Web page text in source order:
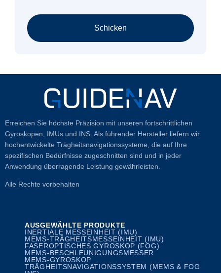
Schicken
Erreichen Sie höchste Präzision mit unseren fortschrittlichen
Gyroskopen, IMUs und INS. Als führender Hersteller liefern wir
hochentwickelte Trägheitsnavigationssysteme, die auf Ihre
spezifischen Bedürfnisse zugeschnitten sind und in jeder
Anwendung überragende Leistung gewährleisten.
Alle Rechte vorbehalten
AUSGEWÄHLTE PRODUKTE
INERTIALE MESSEINHEIT (IMU)
MEMS-TRÄGHEITSMESSEINHEIT (IMU)
FASEROPTISCHES GYROSKOP (FOG)
MEMS-BESCHLEUNIGUNGSMESSER
MEMS-GYROSKOP
TRÄGHEITSNAVIGATIONSSYSTEM (MEMS & FOG